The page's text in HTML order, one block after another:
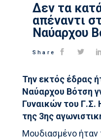
Δεν τα
απέναντι
Ναύαρχου
Share
Την εκτός έδρας
Ναύαρχου Βότση
Γυναικών του Γ.Σ.
της 3ης
Μουδιασμένο ήταν